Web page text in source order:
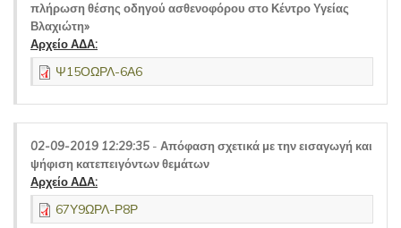
πλήρωση θέσης οδηγού ασθενοφόρου στο Κέντρο Υγείας
Βλαχιώτη»
Αρχείο ΑΔΑ:
Ψ15ΟΩΡΛ-6Α6
02-09-2019 12:29:35 - Απόφαση σχετικά με την εισαγωγή και
ψήφιση κατεπειγόντων θεμάτων
Αρχείο ΑΔΑ:
67Υ9ΩΡΛ-Ρ8Ρ